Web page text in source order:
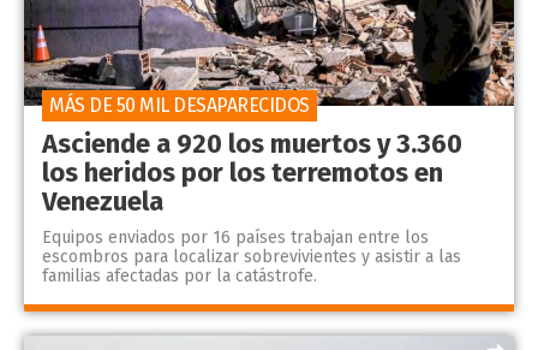
Asciende a 920 los muertos y 3.360
los heridos por los terremotos en
Venezuela
Equipos enviados por 16 países trabajan entre los
escombros para localizar sobrevivientes y asistir a las
familias afectadas por la catástrofe.
MÁS DE 50 MIL DESAPARECIDOS